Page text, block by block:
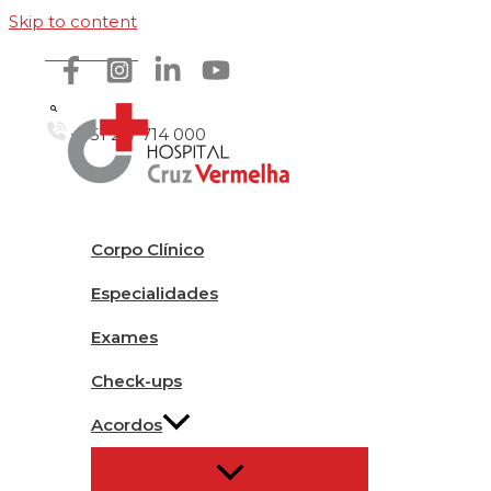
Skip to content
Como chegar
+351 217 714 000
Corpo Clínico
Especialidades
Exames
Check-ups
Acordos